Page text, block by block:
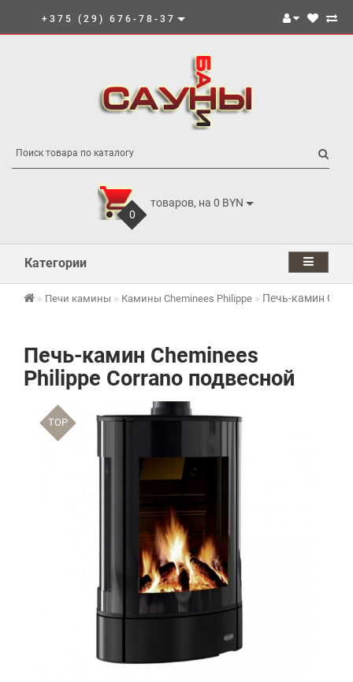
+375 (29) 676-78-37
0
товаров, на 0 BYN
Категории
Печи камины Камины Cheminees Philippe Печь-камин
Печь-камин Cheminees
Philippe Corrano подвесной
TOP